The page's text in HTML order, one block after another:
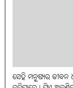
ସେହି ମନୁଷ୍ୟର ଜୀବନ